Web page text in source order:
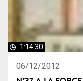
1:14:30
06/12/2012